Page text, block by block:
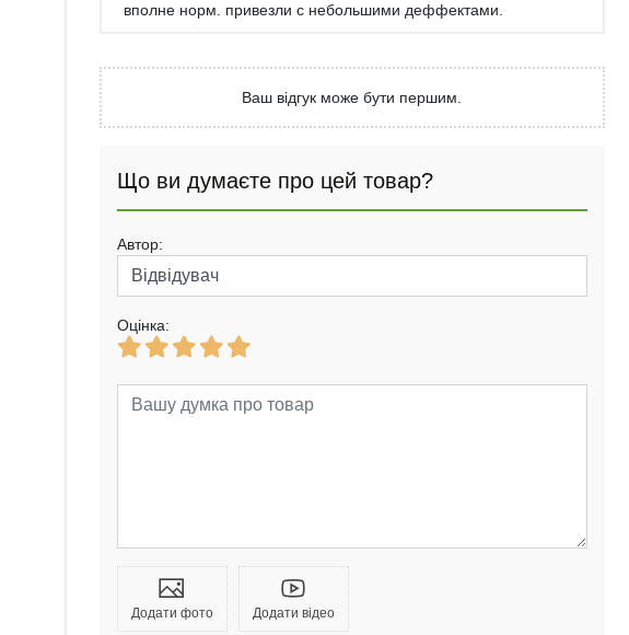
вполне норм. привезли с небольшими деффектами.
Ваш відгук може бути першим.
Що ви думаєте про цей товар?
Автор:
Оцінка:
Додати фото Додати відео